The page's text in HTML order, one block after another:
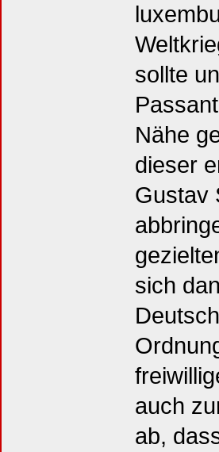
sollte
Nähe
dieser
Gustav
sich
auch
ab,